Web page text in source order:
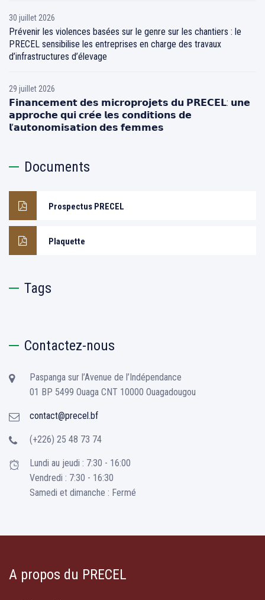
30 juillet 2026
Prévenir les violences basées sur le genre sur les chantiers : le
PRECEL sensibilise les entreprises en charge des travaux
d’infrastructures d’élevage
29 juillet 2026
𝗙𝗶𝗻𝗮𝗻𝗰𝗲𝗺𝗲𝗻𝘁 𝗱𝗲𝘀 𝗺𝗶𝗰𝗿𝗼𝗽𝗿𝗼𝗷𝗲𝘁𝘀 𝗱𝘂 𝗣𝗥𝗘𝗖𝗘𝗟: 𝘂𝗻𝗲
𝗮𝗽𝗽𝗿𝗼𝗰𝗵𝗲 𝗾𝘂𝗶 𝗰𝗿𝗲́𝗲 𝗹𝗲𝘀 𝗰𝗼𝗻𝗱𝗶𝘁𝗶𝗼𝗻𝘀 𝗱𝗲
𝗹’𝗮𝘂𝘁𝗼𝗻𝗼𝗺𝗶𝘀𝗮𝘁𝗶𝗼𝗻 𝗱𝗲𝘀 𝗳𝗲𝗺𝗺𝗲𝘀
Documents
Prospectus PRECEL
Plaquette
Tags
Contactez-nous
Paspanga sur l’Avenue de l’Indépendance
01 BP 5499 Ouaga CNT 10000 Ouagadougou
contact@precel.bf
(+226) 25 48 73 74
Lundi au jeudi : 7:30 - 16:00
Vendredi : 7:30 - 16:30
Samedi et dimanche : Fermé
A propos du PRECEL